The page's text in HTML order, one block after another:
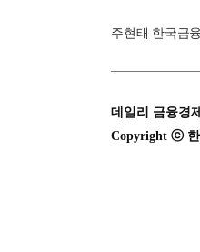
주현태 한국금
데일리 금융경
Copyright ⓒ 한